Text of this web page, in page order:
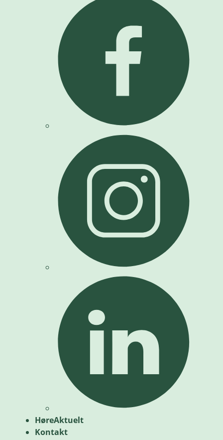
HøreAktuelt
Kontakt